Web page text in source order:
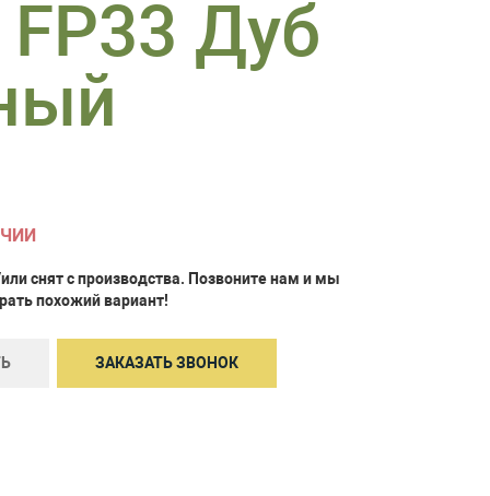
Дуб
снят с производства. Позвоните нам и мы
похожий вариант!
ЗАКАЗАТЬ ЗВОНОК